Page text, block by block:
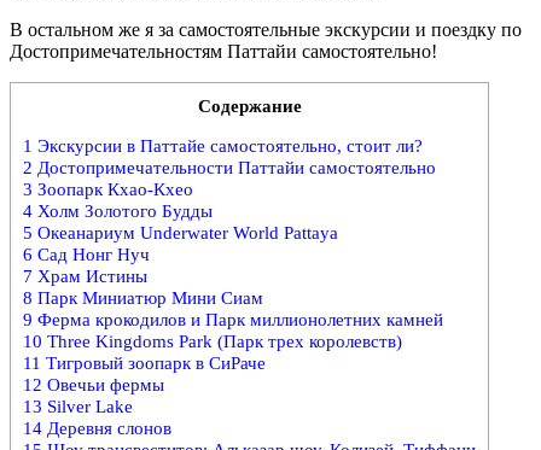
В остальном же я за самостоятельные экскурсии и поездку по
Достопримечательностям Паттайи самостоятельно!
Содержание
1 Экскурсии в Паттайе самостоятельно, стоит ли?
2 Достопримечательности Паттайи самостоятельно
3 Зоопарк Кхао-Кхео
4 Холм Золотого Будды
5 Океанариум Underwater World Pattaya
6 Сад Нонг Нуч
7 Храм Истины
8 Парк Миниатюр Мини Сиам
9 Ферма крокодилов и Парк миллионолетних камней
10 Three Kingdoms Park (Парк трех королевств)
11 Тигровый зоопарк в СиРаче
12 Овечьи фермы
13 Silver Lake
14 Деревня слонов